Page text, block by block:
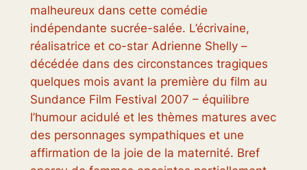
malheureux dans cette comédie
indépendante sucrée-salée. L’écrivaine,
réalisatrice et co-star Adrienne Shelly –
décédée dans des circonstances tragiques
quelques mois avant la première du film au
Sundance Film Festival 2007 – équilibre
l’humour acidulé et les thèmes matures avec
des personnages sympathiques et une
affirmation de la joie de la maternité. Bref